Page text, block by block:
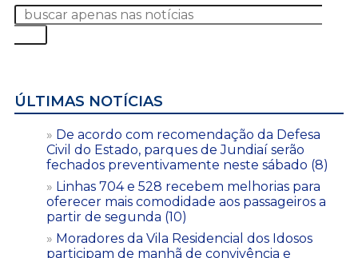
ÚLTIMAS NOTÍCIAS
De acordo com recomendação da Defesa
Civil do Estado, parques de Jundiaí serão
fechados preventivamente neste sábado (8)
Linhas 704 e 528 recebem melhorias para
oferecer mais comodidade aos passageiros a
partir de segunda (10)
Moradores da Vila Residencial dos Idosos
participam de manhã de convivência e